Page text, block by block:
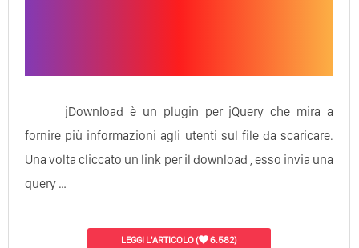
jDownload è un plugin per jQuery che mira a
fornire più informazioni agli utenti sul file da scaricare.
Una volta cliccato un link per il download , esso invia una
query …
LEGGI L'ARTICOLO( 6.582)